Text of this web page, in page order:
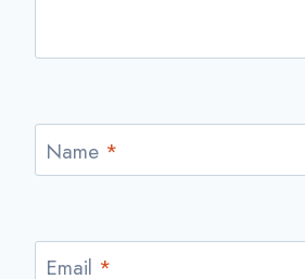
Name *
Email *